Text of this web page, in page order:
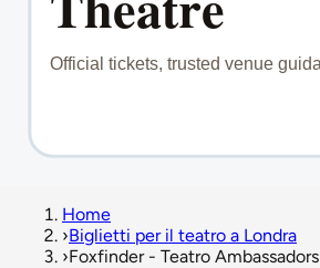
Home
›Biglietti per il teatro a Londra
›Foxfinder - Teatro Ambassadors